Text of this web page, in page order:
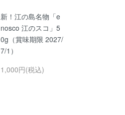
新！江の島名物「e
nosco 江のスコ」5
0g（賞味期限 2027/
7/1）
1,000円(税込)